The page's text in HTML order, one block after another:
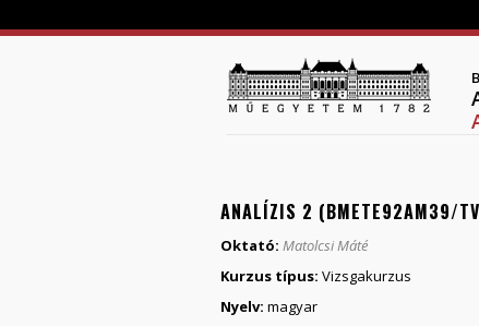
ANALÍZIS 2 (BMETE92AM39/
Oktató: Matolcsi Máté
Kurzus típus: Vizsgakurzus
Nyelv: magyar